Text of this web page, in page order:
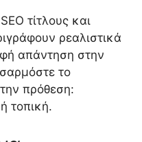
τίτλους και
ρεαλιστικά
απάντηση στην
το
πρόθεση:
τοπική.